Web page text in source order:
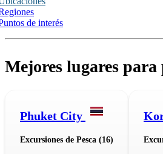
de interés
Mejores lugares para
Phuket City
Excursiones de Pesca (16)